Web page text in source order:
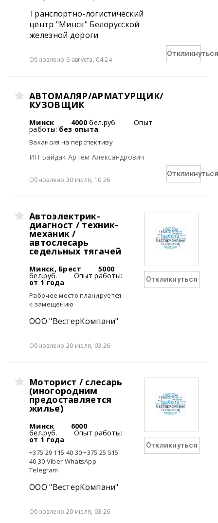
Транспортно-логистический
центр "Минск" Белорусской
железной дороги
Обновлено 6 августа, 04:24
АВТОМАЛЯР/АРМАТУРЩИК/
КУЗОВЩИК
Минск 4000 бел.руб. Опыт
работы: без опыта
Вакансия на перспективу
ИП Байдак Артём Александрович
Обновлено 30 июля, 10:26
Автоэлектрик-
диагност / техник-
механик /
автослесарь
седельных тягачей
Минск, Брест 5000
бел.руб. Опыт работы:
от 1 года
Рабочее место планируется
к замещению
ООО "ВестерКомпани"
Обновлено 20 июля, 03:26
Откликнуться
Моторист / слесарь
(иногородним
предоставляется
жилье)
Минск 6000
бел.руб. Опыт работы:
от 1 года
+375 29 115 40 30 +375 25 515
40 30 Viber WhatsApp
Telegram
ООО "ВестерКомпани"
Обновлено 20 июля, 03:26
Откликнуться